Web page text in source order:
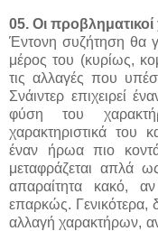
05. Οι
Έντονη συζήτηση θα
μέρος του (κυρίως,
τις αλλαγές που
Σνάιντερ επιχειρεί
φύση του
χαρακτηριστικά του
έναν ήρωα πιο
μεταφράζεται απλά
απαραίτητα κακό,
επαρκώς. Γενικότερα,
αλλαγή χαρακτήρων,